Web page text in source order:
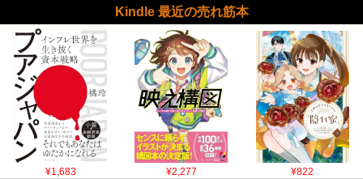
Kindle 最近の売れ筋本
¥1,683 ¥2,277 ¥822